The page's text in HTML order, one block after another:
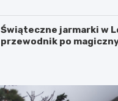
Świąteczne jarmarki w
przewodnik po